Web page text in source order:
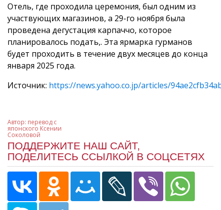
Отель, где проходила церемония, был одним из
участвующих магазинов, а 29-го ноября была
проведена дегустация карпаччо, которое
планировалось подать,. Эта ярмарка гурманов
будет проходить в течение двух месяцев до конца
января 2025 года.
Источник: https://news.yahoo.co.jp/articles/
Автор: перевод с
японского Ксении
Соколовой
ПОДДЕРЖИТЕ НАШ САЙТ,
ПОДЕЛИТЕСЬ ССЫЛКОЙ В СОЦСЕТЯХ